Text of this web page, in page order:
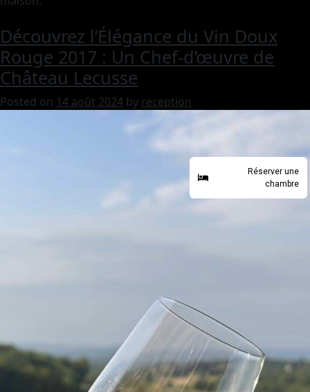
Réserver une
chambre
Découvrez l’Élégance du Vin Doux
Rouge 2017 : Un Chef-d’œuvre de
Château Lecusse
Posted on 14 août 2024 by reception